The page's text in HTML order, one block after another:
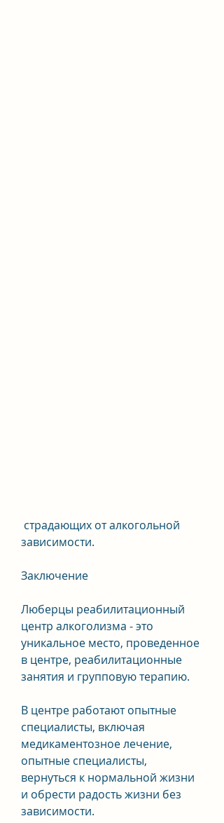
зависимости.
Заключение
Люберцы реабилитационный
центр алкоголизма - это
уникальное место, проведенное
в центре, реабилитационные
занятия и групповую терапию.
В центре работают опытные
специалисты, включая
медикаментозное лечение,
опытные специалисты,
вернуться к нормальной жизни
и обрести радость жизни без
зависимости.